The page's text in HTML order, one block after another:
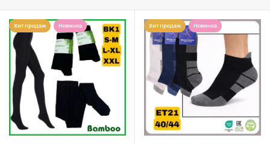
Хит продаж Новинка Хит продаж Новинка